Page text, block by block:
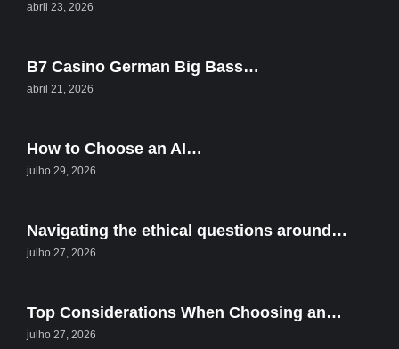
abril 23, 2026
B7 Casino German Big Bass…
abril 21, 2026
How to Choose an AI…
julho 29, 2026
Navigating the ethical questions around…
julho 27, 2026
Top Considerations When Choosing an…
julho 27, 2026